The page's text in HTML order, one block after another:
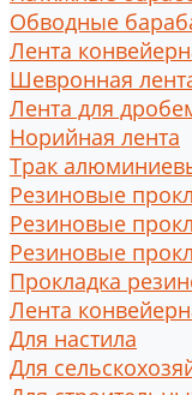
Обводные
Лента
Шевронная
Лента для
Норийная лента
Трак
Резиновые
Резиновые
Резиновые
Прокладка
Лента
Для настила
Для